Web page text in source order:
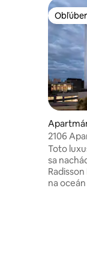
2106
Rocks
Toto
sa
na